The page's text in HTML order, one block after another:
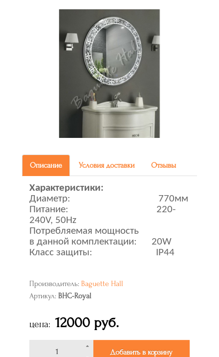
Описание Условия доставки Отзывы
Характеристики:
Диаметр: 770мм
Питание: 220-
240V, 50Hz
Потребляемая мощность
в данной комплектации: 20W
Класс защиты:
IP44
Производитель: Baguette Hall
Артикул: BHC-Royal
цена: 12000 руб.
Добавить в корзину